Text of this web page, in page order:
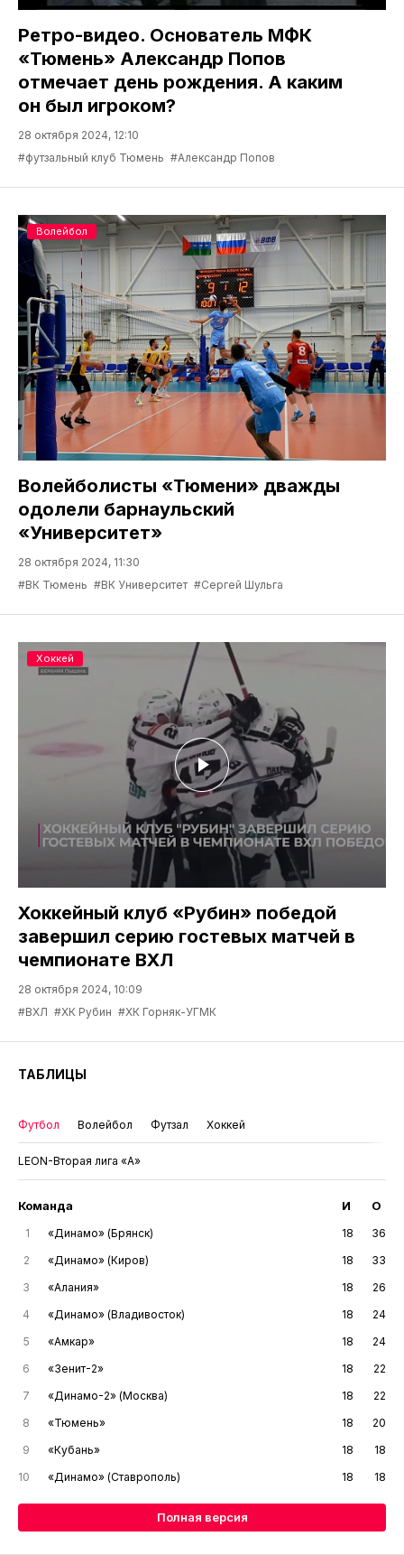
Ретро-видео. Основатель МФК
«Тюмень» Александр Попов
отмечает день рождения. А каким
он был игроком?
28 октября 2024, 12:10
#футзальный клуб Тюмень #Александр Попов
Волейболисты «Тюмени» дважды
одолели барнаульский
«Университет»
28 октября 2024, 11:30
#ВК Тюмень #ВК Университет #Сергей Шульга
Волейбол
Хоккейный клуб «Рубин» победой
завершил серию гостевых матчей в
чемпионате ВХЛ
28 октября 2024, 10:09
#ВХЛ #ХК Рубин #ХК Горняк-УГМК
Хоккей
ТАБЛИЦЫ
Футбол Волейбол Футзал Хоккей
LEON-Вторая лига «А»
Команда И О
1 «Динамо» (Брянск) 18
36
2
«Динамо» (Киров) 18
33
3
«Алания» 18
26
4
«Динамо» (Владивосток) 18
24
5
«Амкар» 18
24
6
«Зенит-2» 18
22
7
«Динамо-2» (Москва) 18
22
8
«Тюмень» 18
20
9
«Кубань» 18
18
10
«Динамо» (Ставрополь) 18 18
Полная версия